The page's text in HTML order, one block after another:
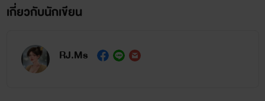
เกี่ยวกับนักเขียน
RJ.Ms